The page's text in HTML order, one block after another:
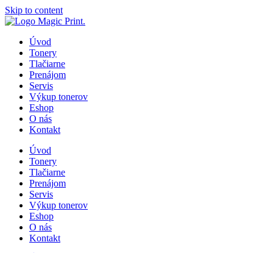
Skip to content
Úvod
Tonery
Tlačiarne
Prenájom
Servis
Výkup tonerov
Eshop
O nás
Kontakt
Úvod
Tonery
Tlačiarne
Prenájom
Servis
Výkup tonerov
Eshop
O nás
Kontakt